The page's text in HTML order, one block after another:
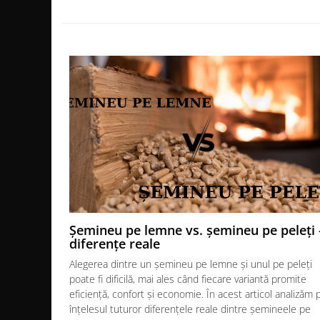
ACCESORII SI USTENSILE BGE
GRATARE PE LEMNE CU PLITA
GRATARE PREMIUM WEBER
GRATARE ELECTRICE
GRĂTARE PE GAZ
GRATARE CERAMICE
CUPTOARE MODULARE
GRĂTARE COMPLEXE CU CUPTOR
CUPTOARE MODULARE
Șemineu pe lemne vs. șemineu pe peleți
diferențe reale
Alegerea dintre un șemineu pe lemne și unul pe peleți
poate fi dificilă, mai ales când fiecare variantă promite
eficiență, confort și economie. În acest articol analizăm
înțelesul tuturor diferențele reale dintre șemineele pe